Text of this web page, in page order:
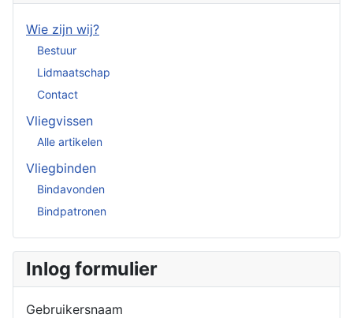
Wie zijn wij?
Bestuur
Lidmaatschap
Contact
Vliegvissen
Alle artikelen
Vliegbinden
Bindavonden
Bindpatronen
Inlog formulier
Gebruikersnaam